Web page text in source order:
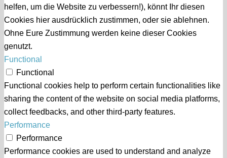
helfen, um die Website zu verbessern!), könnt Ihr diesen
Cookies hier ausdrücklich zustimmen, oder sie ablehnen.
Ohne Eure Zustimmung werden keine dieser Cookies
genutzt.
Functional
Functional
Functional cookies help to perform certain functionalities like
sharing the content of the website on social media platforms,
collect feedbacks, and other third-party features.
Performance
Performance
Performance cookies are used to understand and analyze